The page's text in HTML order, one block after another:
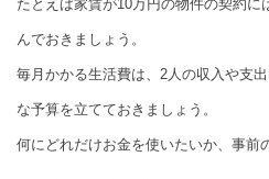
たとえば家賃が10万円の物件の契約に
んでおきましょう。
毎月かかる生活費は、2人の収入や支
な予算を立てておきましょう。
何にどれだけお金を使いたいか、事前